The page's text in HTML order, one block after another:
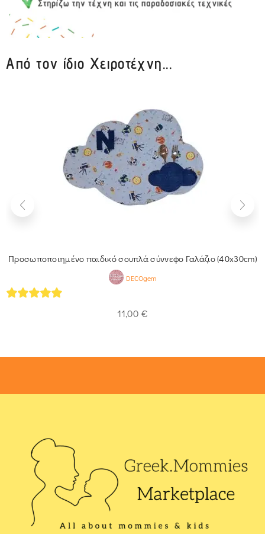
Από τον ίδιο Χειροτέχνη...
Προσωποποιημένο παιδικό σουπλά σύννεφο Γαλάζιο (40x30cm)
DECOgem
11,00 €